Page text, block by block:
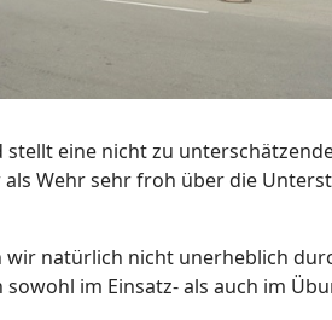
eine nicht zu
Wehr sehr froh über die
natürlich nicht unerheblich
im Einsatz- als auch im